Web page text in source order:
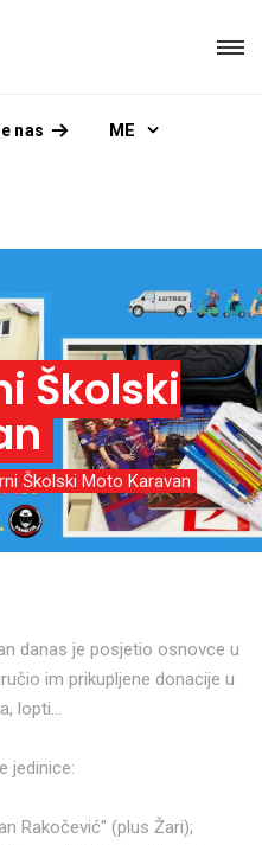
nas ME
Školski
Školski Moto Karavan
danas je posjetio osnovce u
im prikupljene donacije u
lopti...
jedinice:⁣
Rakočević" (plus Žari);⁣